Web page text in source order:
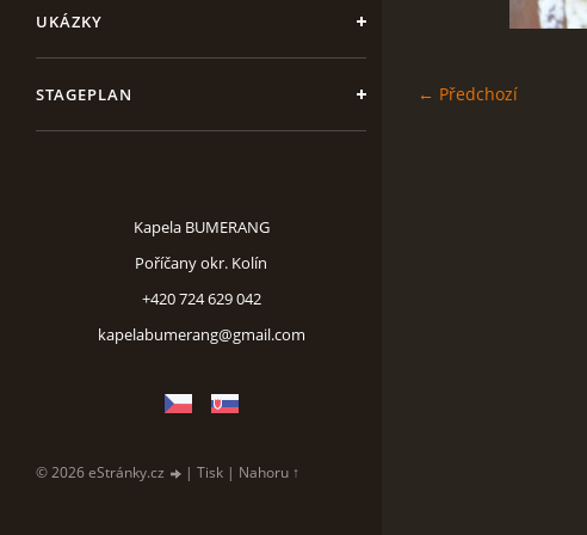
UKÁZKY
STAGEPLAN
Kapela BUMERANG
Poříčany okr. Kolín
+420 724 629 042
kapelabumerang@gmail.com
© 2026 eStránky.cz | Tisk | Nahoru ↑
← Předchozí